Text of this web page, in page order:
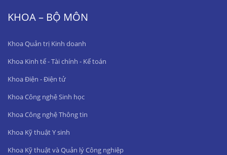
KHOA – BỘ MÔN
Khoa Quản trị Kinh doanh
Khoa Kinh tế - Tài chính - Kế toán
Khoa Điện - Điện tử
Khoa Công nghệ Sinh học
Khoa Công nghệ Thông tin
Khoa Kỹ thuật Y sinh
Khoa Kỹ thuật và Quản lý Công nghiệp